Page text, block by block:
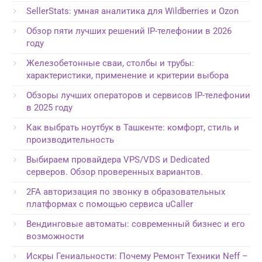
SellerStats: умная аналитика для Wildberries и Ozon
Обзор пяти лучших решений IP-телефонии в 2026
году
Железобетонные сваи, столбы и трубы:
характеристики, применение и критерии выбора
Обзоры лучших операторов и сервисов IP-телефонии
в 2025 году
Как выбрать ноутбук в Ташкенте: комфорт, стиль и
производительность
Выбираем провайдера VPS/VDS и Dedicated
серверов. Обзор проверенных вариантов.
2FA авторизация по звонку в образовательных
платформах с помощью сервиса uCaller
Вендинговые автоматы: современный бизнес и его
возможности
Искры Гениальности: Почему Ремонт Техники Neff –